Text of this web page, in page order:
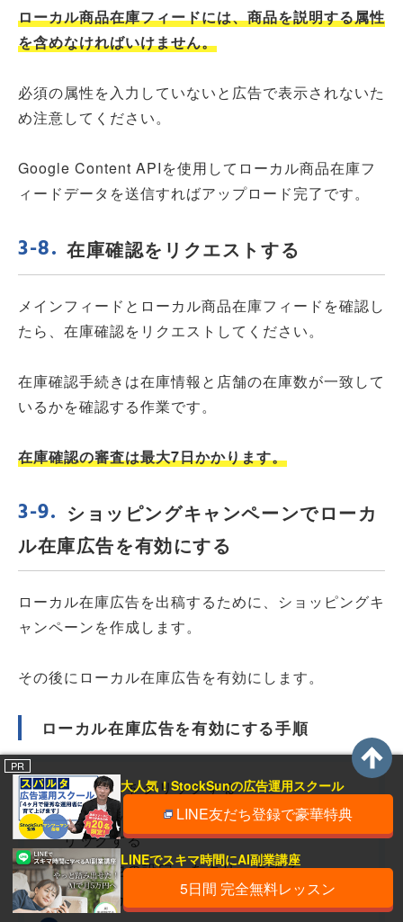
PR
大人気！StockSunの広告運用スクール
LINE友だち登録で豪華特典
LINEでスキマ時間にAI副業講座
5日間 完全無料レッスン
ローカル商品在庫フィードには、商品を説明する属性
を含めなければいけません。
必須の属性を入力していないと広告で表示されないた
め注意してください。
Google Content APIを使用してローカル商品在庫フ
ィードデータを送信すればアップロード完了です。
在庫確認をリクエストする
メインフィードとローカル商品在庫フィードを確認し
たら、在庫確認をリクエストしてください。
在庫確認手続きは在庫情報と店舗の在庫数が一致して
いるかを確認する作業です。
在庫確認の審査は最大7日かかります。
ショッピングキャンペーンでローカ
ル在庫広告を有効にする
ローカル在庫広告を出稿するために、ショッピングキ
ャンペーンを作成します。
その後にローカル在庫広告を有効にします。
ローカル在庫広告を有効にする手順
「設定」をクリックする
「ショッピングキャンペーンの設定」をク
リックする
「その他の設定」をクリックする
「ローカル商品]に移動する